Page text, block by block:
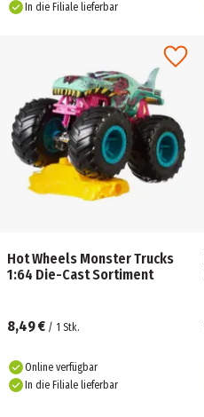
In die Filiale lieferbar
Hot Wheels Monster Trucks
1:64 Die-Cast Sortiment
8,49 € / 1 Stk.
Online verfügbar
In die Filiale lieferbar